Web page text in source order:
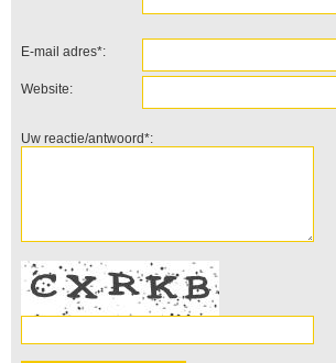
E-mail adres*:
Website:
Uw reactie/antwoord*: